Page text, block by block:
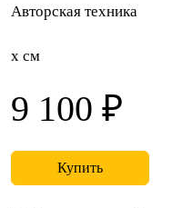
Авторская техника
x см
9 100 ₽
Купить